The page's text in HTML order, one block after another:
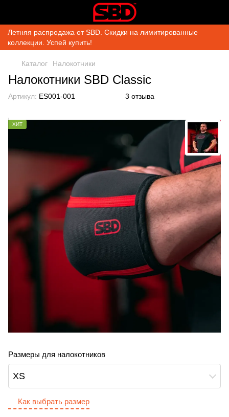
Летняя распродажа от SBD. Скидки на лимитированные
коллекции. Успей купить!
Каталог Налокотники
Налокотники SBD Classic
Артикул: ES001-001 3 отзыва
ХИТ
Размеры для налокотников
XS
Как выбрать размер